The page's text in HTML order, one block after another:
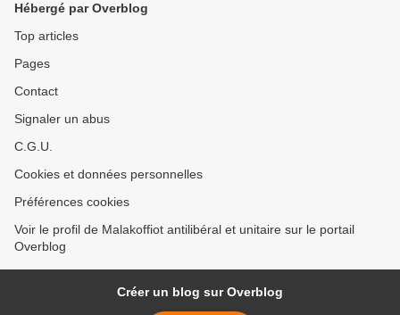
Hébergé par Overblog
Top articles
Pages
Contact
Signaler un abus
C.G.U.
Cookies et données personnelles
Préférences cookies
Voir le profil de Malakoffiot antilibéral et unitaire sur le portail
Overblog
Créer un blog sur Overblog